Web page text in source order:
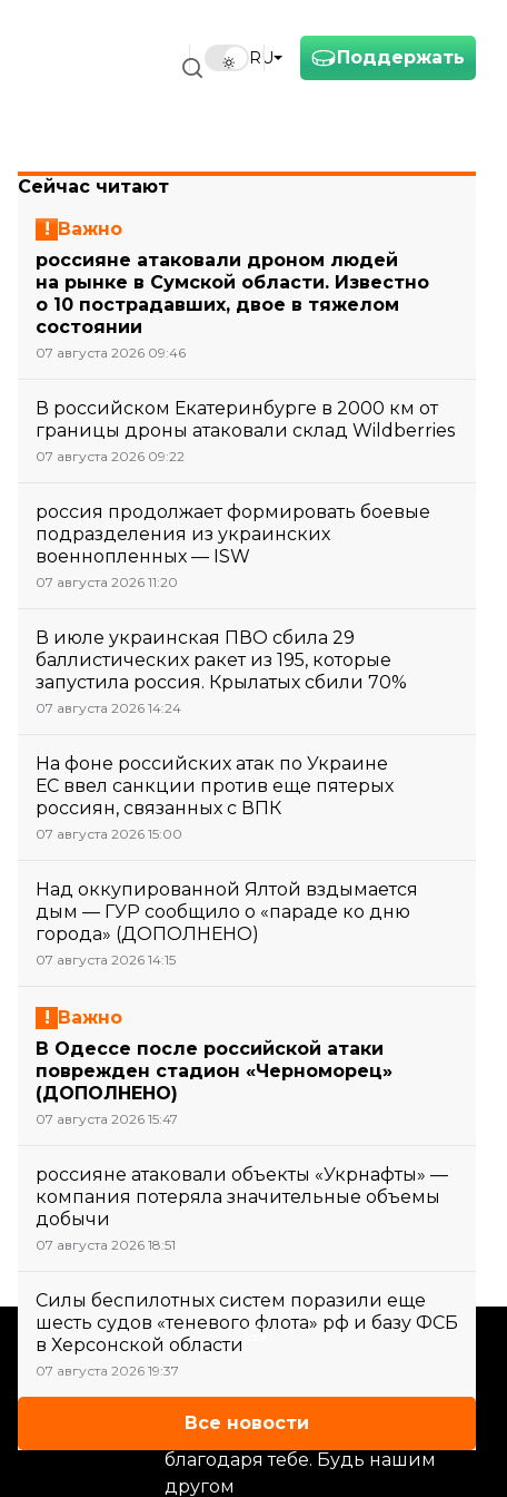
Поддержать
RU
Сейчас читают
Важно
россияне атаковали дроном людей
на рынке в Сумской области. Известно
о 10 пострадавших, двое в тяжелом
состоянии
07 августа 2026 09:46
В российском Екатеринбурге в 2000 км от
границы дроны атаковали склад Wildberries
07 августа 2026 09:22
россия продолжает формировать боевые
подразделения из украинских
военнопленных — ISW
07 августа 2026 11:20
В июле украинская ПВО сбила 29
баллистических ракет из 195, которые
запустила россия. Крылатых сбили 70%
07 августа 2026 14:24
На фоне российских атак по Украине
ЕС ввел санкции против еще пятерых
россиян, связанных с ВПК
07 августа 2026 15:00
Над оккупированной Ялтой вздымается
дым — ГУР сообщило о «параде ко дню
города» (ДОПОЛНЕНО)
07 августа 2026 14:15
Важно
В Одессе после российской атаки
поврежден стадион «Черноморец»
(ДОПОЛНЕНО)
07 августа 2026 15:47
россияне атаковали объекты «Укрнафты» —
компания потеряла значительные объемы
добычи
07 августа 2026 18:51
Силы беспилотных систем поразили еще
шесть судов «теневого флота» рф и базу ФСБ
в Херсонской области
07 августа 2026 19:37
Все новости
Поддержать
Мы работаем для тебя и
благодаря тебе. Будь нашим
другом